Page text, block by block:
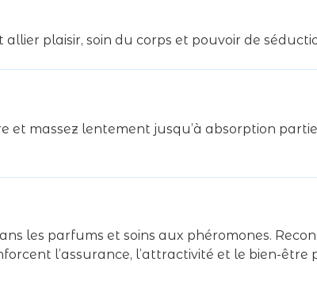
allier plaisir, soin du corps et pouvoir de
massez lentement jusqu’à absorption
les parfums et soins aux phéromones.
l’assurance, l’attractivité et le bien-être